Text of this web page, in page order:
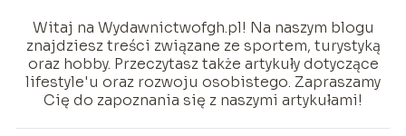
Witaj na Wydawnictwofgh.pl! Na naszym blogu
znajdziesz treści związane ze sportem, turystyką
oraz hobby. Przeczytasz także artykuły dotyczące
lifestyle'u oraz rozwoju osobistego. Zapraszamy
Cię do zapoznania się z naszymi artykułami!